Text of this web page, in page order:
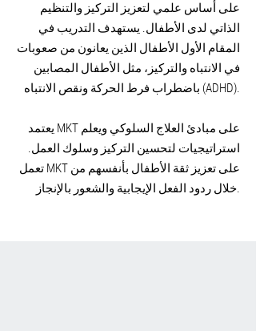
على أساس علمي لتعزيز التركيز والتنظيم
الذاتي لدى الأطفال. يستهدف التدريب في
المقام الأول الأطفال الذين يعانون من صعوبات
في الانتباه والتركيز، مثل الأطفال المصابين
باضطراب فرط الحركة ونقص الانتباه (ADHD).
يعتمد MKT على مبادئ العلاج السلوكي ويعلم
استراتيجيات لتحسين التركيز وسلوك العمل.
تعمل MKT على تعزيز ثقة الأطفال بأنفسهم من
خلال ردود الفعل الإيجابية والشعور بالإنجاز.